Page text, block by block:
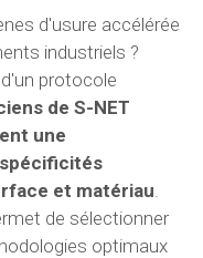
d'usure accélérée
industriels ?
protocole
de S-NET
une
et matériau
de sélectionner
optimaux